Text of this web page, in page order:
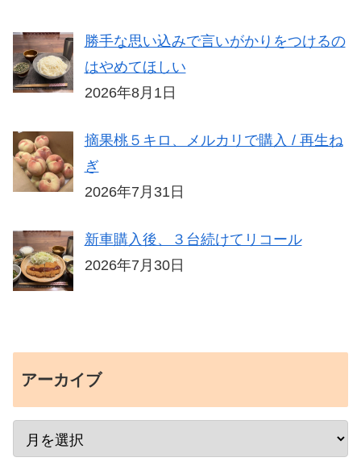
勝手な思い込みで言いがかりをつけるの
はやめてほしい
2026年8月1日
摘果桃５キロ、メルカリで購入 / 再生ね
ぎ
2026年7月31日
新車購入後、３台続けてリコール
2026年7月30日
アーカイブ